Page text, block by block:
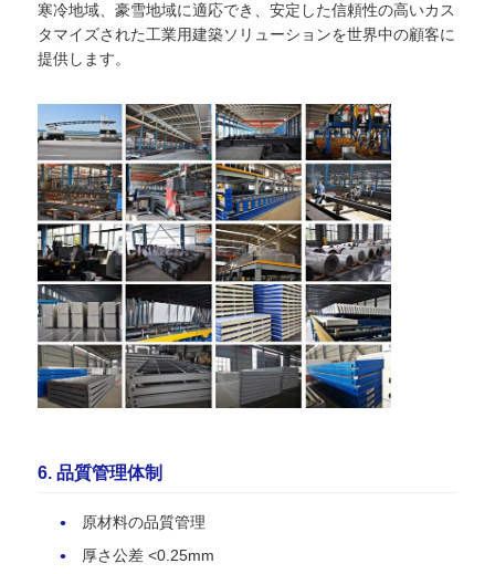
寒冷地域、豪雪地域に適応でき、安定した信頼性の高いカス
タマイズされた工業用建築ソリューションを世界中の顧客に
提供します。
6. 品質管理体制
原材料の品質管理
厚さ公差 <0.25mm